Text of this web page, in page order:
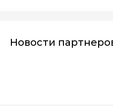
Новости